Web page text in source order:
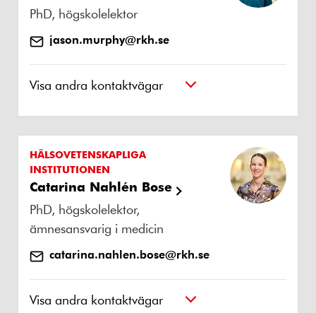
PhD, högskolelektor
jason.murphy@rkh.se
Visa andra kontaktvägar
HÄLSOVETENSKAPLIGA
INSTITUTIONEN
Catarina Nahlén Bose
PhD, högskolelektor,
ämnesansvarig i medicin
catarina.nahlen.bose@rkh.se
Visa andra kontaktvägar